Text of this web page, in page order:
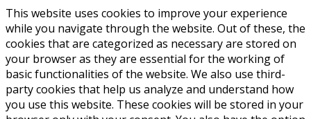
This website uses cookies to improve your experience
while you navigate through the website. Out of these, the
cookies that are categorized as necessary are stored on
your browser as they are essential for the working of
basic functionalities of the website. We also use third-
party cookies that help us analyze and understand how
you use this website. These cookies will be stored in your